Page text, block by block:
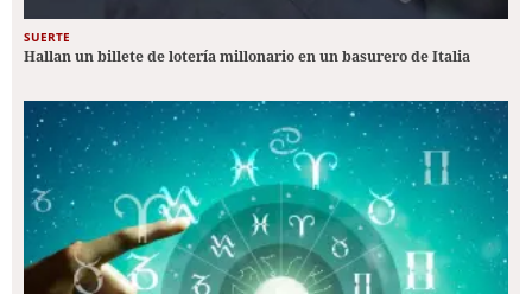
SUERTE
Hallan un billete de lotería millonario en un basurero de Italia